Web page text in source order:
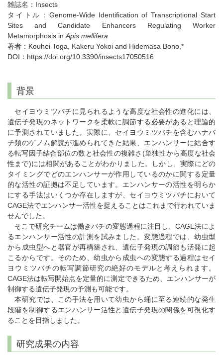
雑誌名：Insects
タイトル：Genome-Wide Identification of Transcriptional Start
Sites and Candidate Enhancers Regulating Worker
Metamorphosis in Apis mellifera
著者：Kouhei Toga, Kakeru Yokoi and Hidemasa Bono,*
DOI：https://doi.org/10.3390/insects17050516
背景
セイヨウミツバチに見られるような高度な社会性の進化には、
遺伝子発現のネットワークを柔軟に調節する必要があると理論的
に予測されていました。実際に、セイヨウミツバチを含むハナバ
チ類のゲノム解読が進められてきた結果、エンハンサーに結合す
る転写因子結合部位の数と社会性の複雑さ(単独性から高度な社会
性まで)には相関があることがわかりました。しかし、実際にどの
タイミングでどのエンハンサーが作用しているのかに関する定量
的な活性の証拠は不足しています。エンハンサーの活性を明らか
にする手法はいくつか存在しますが、セイヨウミツバチにおいて
CAGE法でエンハンサー活性を捉えることはこれまで行われていま
せんでした。
そこで研究チームは働きバチの変態過程に注目し、CAGE法によ
るエンハンサー活性の計測を試みました。変態過程では、幼虫型
から成虫型へと器官が再構築され、遺伝子発現の調節も活発に起
こるからです。そのため、幼虫から成虫への変態する過程はセイ
ヨウミツバチの転写調節研究の絶好のモデルと考えられます。
CAGE法は転写開始点を定量的に測定できるため、エンハンサーが
制御する遺伝子発現の予測も可能です。
本研究では、この手法を用いて幼虫から蛹に至る連続的な発生
段階を制御するエンハンサー活性と遺伝子発現の関係を可視化す
ることを目指しました。
研究成果の内容